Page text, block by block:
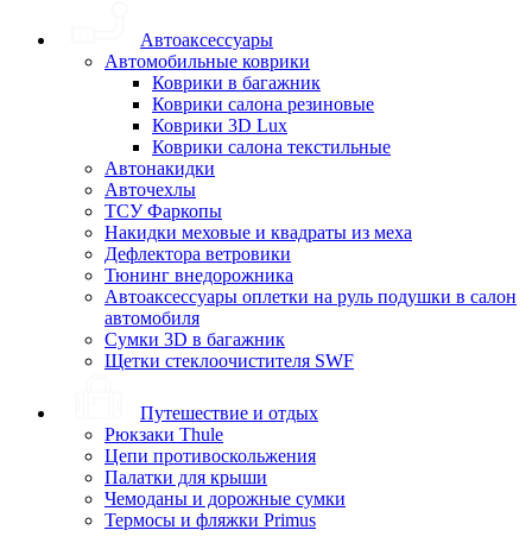
Автоаксессуары
Автомобильные коврики
Коврики в багажник
Коврики салона резиновые
Коврики 3D Lux
Коврики салона текстильные
Автонакидки
Авточехлы
ТСУ Фаркопы
Накидки меховые и квадраты из меха
Дефлектора ветровики
Тюнинг внедорожника
Автоаксессуары оплетки на руль подушки в салон
автомобиля
Сумки 3D в багажник
Щетки стеклоочистителя SWF
Путешествие и отдых
Рюкзаки Thule
Цепи противоскольжения
Палатки для крыши
Чемоданы и дорожные сумки
Термосы и фляжки Primus